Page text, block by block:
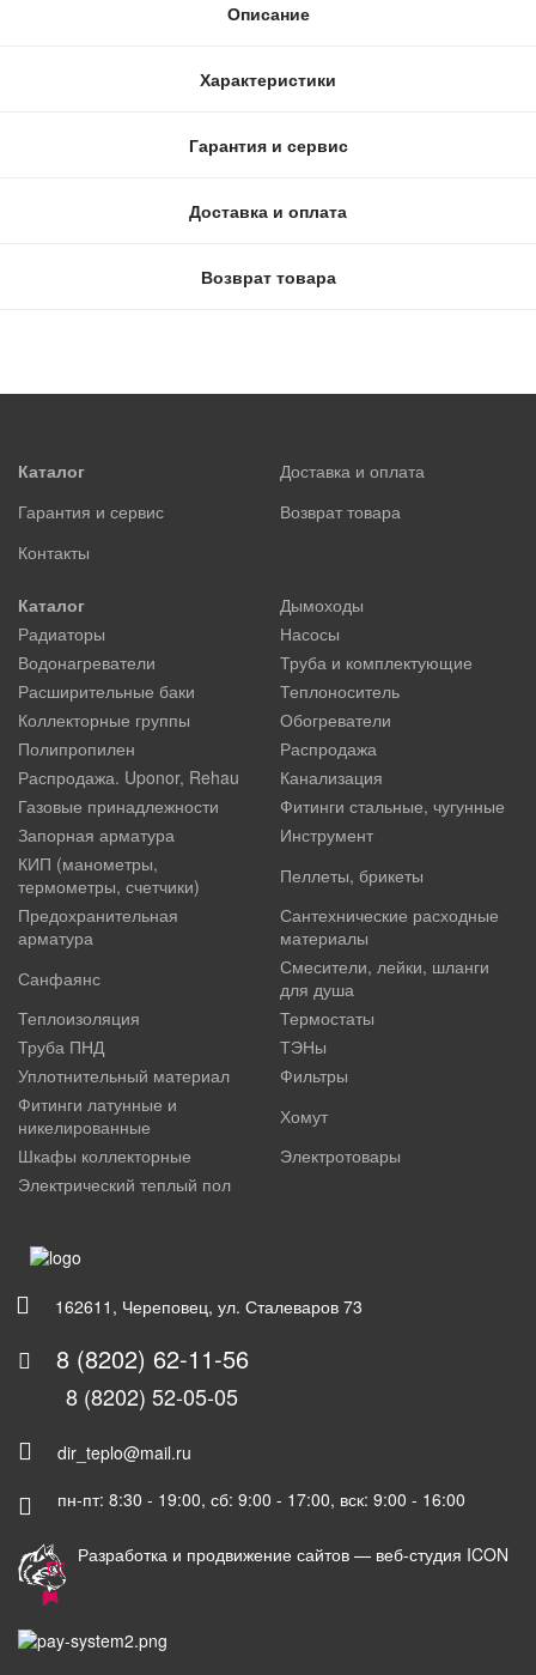
Описание
Характеристики
Гарантия и сервис
Доставка и оплата
Возврат товара
Каталог
Доставка и оплата
Гарантия и сервис
Возврат товара
Контакты
Каталог
Дымоходы
Радиаторы
Насосы
Водонагреватели
Труба и комплектующие
Расширительные баки
Теплоноситель
Коллекторные группы
Обогреватели
Полипропилен
Распродажа
Распродажа. Uponor, Rehau
Канализация
Газовые принадлежности
Фитинги стальные, чугунные
Запорная арматура
Инструмент
КИП (манометры,
термометры, счетчики)
Пеллеты, брикеты
Предохранительная
арматура
Сантехнические расходные
материалы
Санфаянс
Смесители, лейки, шланги
для душа
Теплоизоляция
Термостаты
Труба ПНД
ТЭНы
Уплотнительный материал
Фильтры
Фитинги латунные и
никелированные
Хомут
Шкафы коллекторные
Электротовары
Электрический теплый пол
162611, Череповец, ул. Сталеваров 73
8 (8202) 62-11-56
8 (8202) 52-05-05
dir_teplo@mail.ru
пн-пт: 8:30 - 19:00, сб: 9:00 - 17:00, вск: 9:00 - 16:00
Разработка и продвижение сайтов — веб-студия ICON